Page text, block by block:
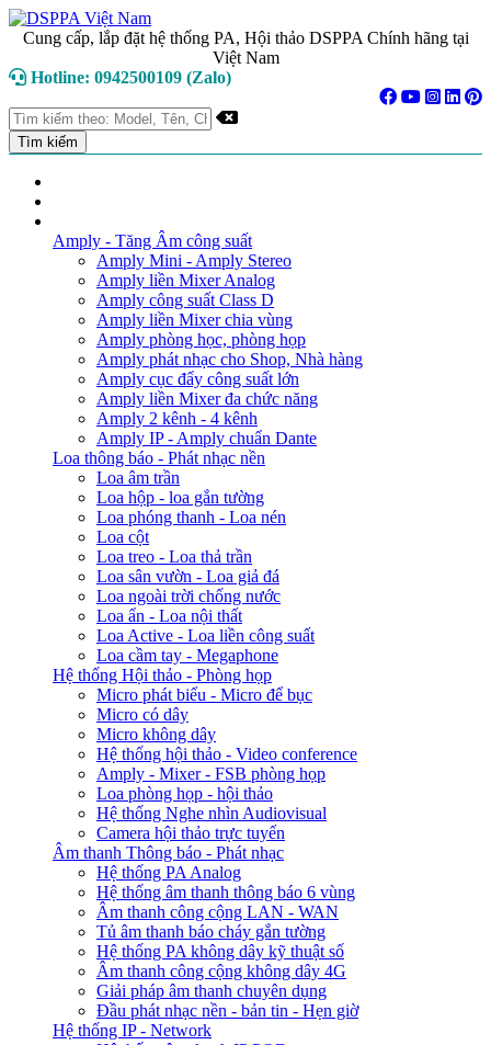
Cung cấp, lắp đặt hệ thống PA, Hội thảo DSPPA Chính hãng tại
Việt Nam
Hotline: 0942500109 (Zalo)
Amply - Tăng Âm công suất
Amply Mini - Amply Stereo
Amply liền Mixer Analog
Amply công suất Class D
Amply liền Mixer chia vùng
Amply phòng học, phòng họp
Amply phát nhạc cho Shop, Nhà hàng
Amply cục đẩy công suất lớn
Amply liền Mixer đa chức năng
Amply 2 kênh - 4 kênh
Amply IP - Amply chuẩn Dante
Loa thông báo - Phát nhạc nền
Loa âm trần
Loa hộp - loa gắn tường
Loa phóng thanh - Loa nén
Loa cột
Loa treo - Loa thả trần
Loa sân vườn - Loa giả đá
Loa ngoài trời chống nước
Loa ẩn - Loa nội thất
Loa Active - Loa liền công suất
Loa cầm tay - Megaphone
Hệ thống Hội thảo - Phòng họp
Micro phát biểu - Micro để bục
Micro có dây
Micro không dây
Hệ thống hội thảo - Video conference
Amply - Mixer - FSB phòng họp
Loa phòng họp - hội thảo
Hệ thống Nghe nhìn Audiovisual
Camera hội thảo trực tuyến
Âm thanh Thông báo - Phát nhạc
Hệ thống PA Analog
Hệ thống âm thanh thông báo 6 vùng
Âm thanh công cộng LAN - WAN
Tủ âm thanh báo cháy gắn tường
Hệ thống PA không dây kỹ thuật số
Âm thanh công cộng không dây 4G
Giải pháp âm thanh chuyên dụng
Đầu phát nhạc nền - bản tin - Hẹn giờ
Hệ thống IP - Network